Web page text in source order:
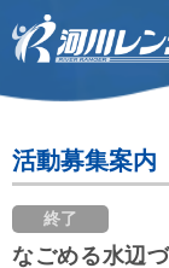
活動募集案内
終了
なごめる水辺